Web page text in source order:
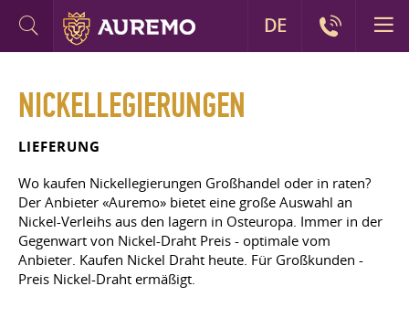
NICKELLEGIERUNGEN
LIEFERUNG
Wo kaufen Nickellegierungen Großhandel oder in raten?
Der Anbieter «Auremo» bietet eine große Auswahl an
Nickel-Verleihs aus den lagern in Osteuropa. Immer in der
Gegenwart von Nickel-Draht Preis - optimale vom
Anbieter. Kaufen Nickel Draht heute. Für Großkunden -
Preis Nickel-Draht ermäßigt.
DE